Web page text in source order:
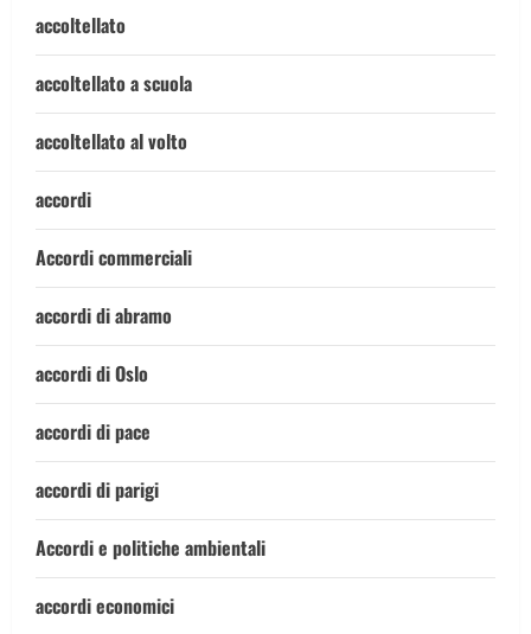
accoltellato
accoltellato a scuola
accoltellato al volto
accordi
Accordi commerciali
accordi di abramo
accordi di Oslo
accordi di pace
accordi di parigi
Accordi e politiche ambientali
accordi economici